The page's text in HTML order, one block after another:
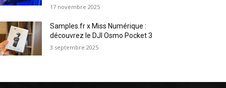
17 novembre 2025
Samples.fr x Miss Numérique :
découvrez le DJI Osmo Pocket 3
3 septembre 2025